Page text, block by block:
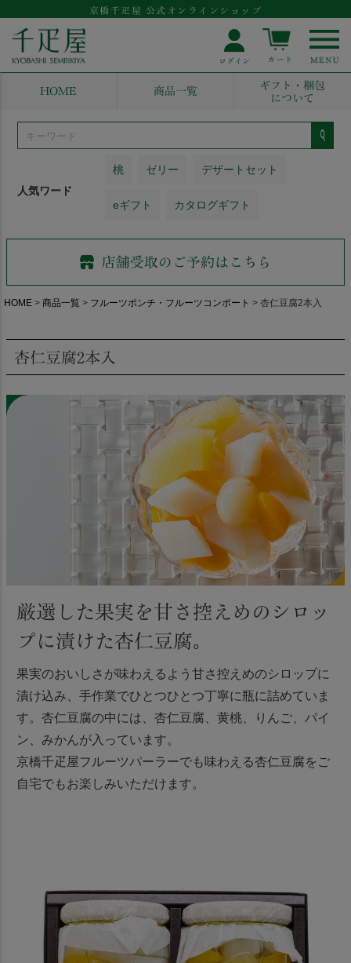
京橋千疋屋 公式オンラインショップ
HOME 商品一覧
ギフト・梱包
について
人気ワード
桃 ゼリー デザートセット
eギフト カタログギフト
HOME 商品一覧 フルーツポンチ・フルーツコンポート 杏仁豆腐2本入
杏仁豆腐2本入
厳選した果実を甘さ控えめのシロッ
プに漬けた杏仁豆腐。
果実のおいしさが味わえるよう甘さ控えめのシロップに
漬け込み、手作業でひとつひとつ丁寧に瓶に詰めていま
す。杏仁豆腐の中には、杏仁豆腐、黄桃、りんご、パイ
ン、みかんが入っています。
京橋千疋屋フルーツパーラーでも味わえる杏仁豆腐をご
自宅でもお楽しみいただけます。